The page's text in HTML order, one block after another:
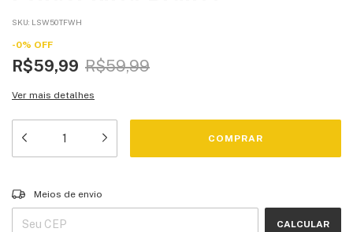
SKU: LSW50TFWH
-0% OFF
R$59,99 R$59,99
Ver mais detalhes
Entregas para o CEP:
Meios de envio
CALCULAR